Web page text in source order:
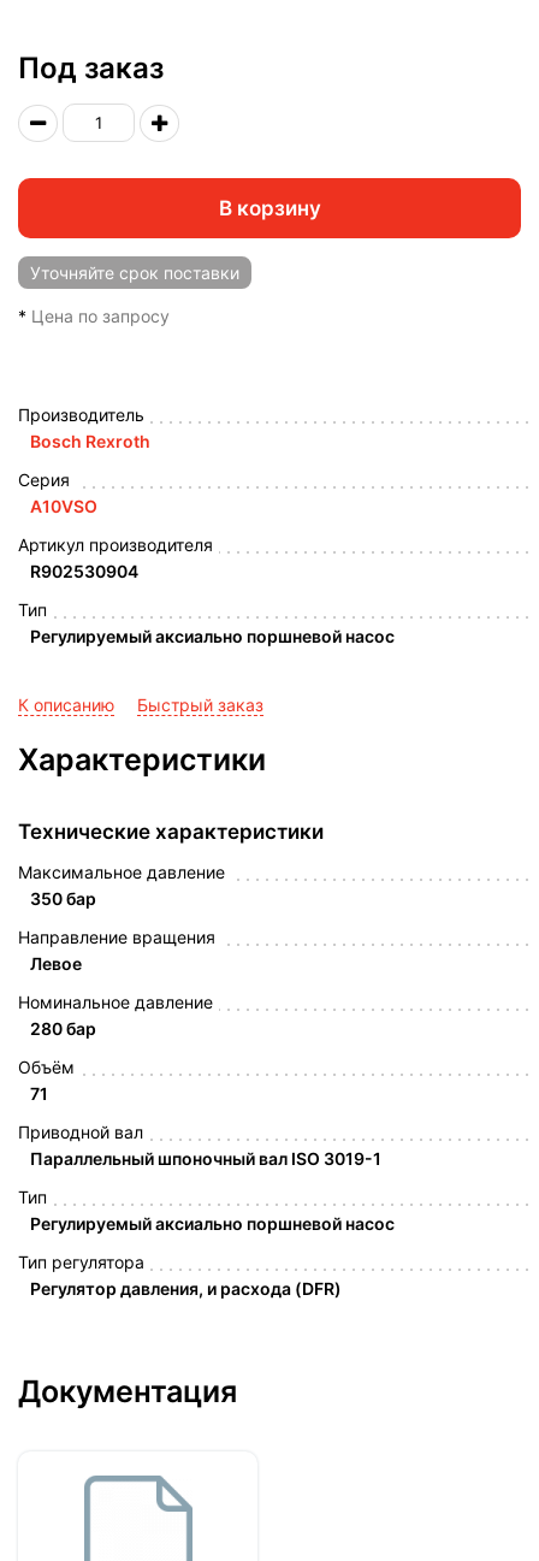
Под заказ
В корзину
Уточняйте срок поставки
* Цена по запросу
Производитель
Bosch Rexroth
Серия
A10VSO
Артикул производителя
R902530904
Тип
Регулируемый аксиально поршневой насос
К описанию Быстрый заказ
Характеристики
Технические характеристики
Максимальное давление
350 бар
Направление вращения
Левое
Номинальное давление
280 бар
Объём
71
Приводной вал
Параллельный шпоночный вал ISO 3019-1
Тип
Регулируемый аксиально поршневой насос
Тип регулятора
Регулятор давления, и расхода (DFR)
Документация